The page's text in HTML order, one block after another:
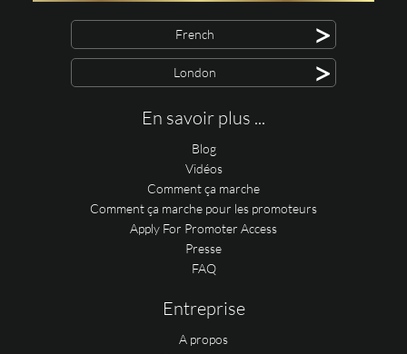
French >
London >
En savoir plus ...
Blog
Vidéos
Comment ça marche
Comment ça marche pour les promoteurs
Apply For Promoter Access
Presse
FAQ
Entreprise
A propos